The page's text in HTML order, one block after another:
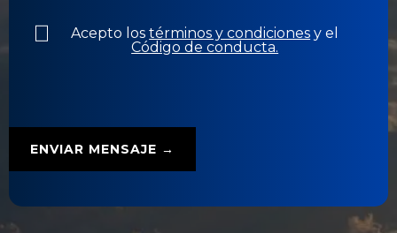
Acepto lostérminos y condiciones y el
Código de conducta.